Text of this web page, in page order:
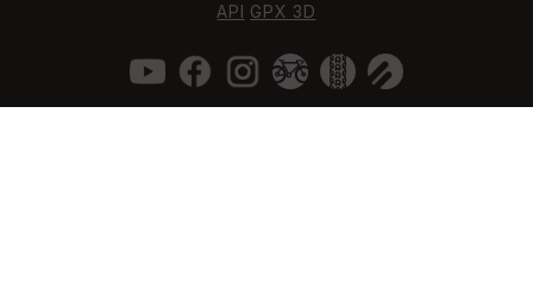
API GPX 3D